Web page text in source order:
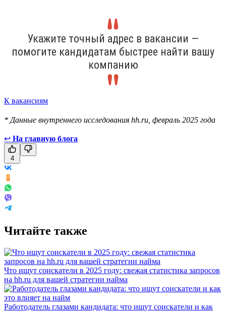
Укажите точный адрес в вакансии —
помогите кандидатам быстрее найти вашу
компанию
К вакансиям
* Данные внутреннего исследования hh.ru, февраль 2025 года
↩ На главную блога
4
Читайте также
Что ищут соискатели в 2025 году: свежая статистика запросов
на hh.ru для вашей стратегии найма
Работодатель глазами кандидата: что ищут соискатели и как